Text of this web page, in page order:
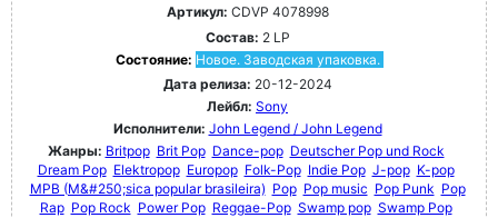
Артикул: CDVP 4078998
Состав: 2 LP
Состояние: Новое. Заводская упаковка.
Дата релиза: 20-12-2024
Лейбл: Sony
Исполнители: John Legend / John Legend
Жанры: Britpop Brit Pop Dance-pop Deutscher Pop und Rock
Dream Pop Elektropop Europop Folk-Pop Indie Pop J-pop K-pop
MPB (M&#250;sica popular brasileira) Pop Pop music Pop Punk Pop
Rap Pop Rock Power Pop Reggae-Pop Swamp pop Swamp Pop